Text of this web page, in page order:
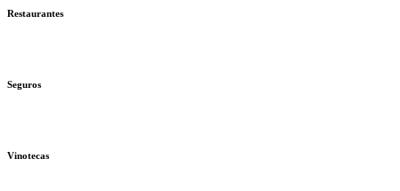
Restaurantes
Seguros
Vinotecas